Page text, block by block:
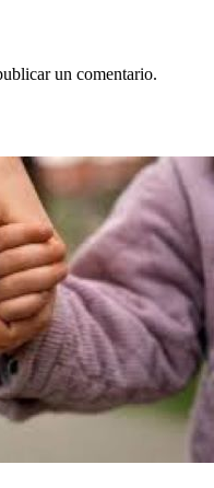
un comentario.